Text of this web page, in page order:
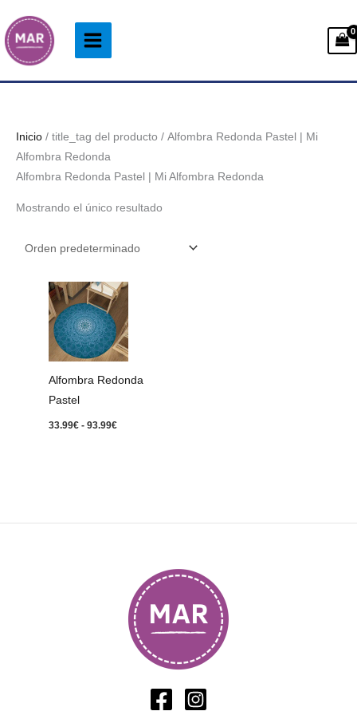
al
contenido
Inicio / title_tag del producto / Alfombra Redonda Pastel | Mi
Alfombra Redonda
Alfombra Redonda Pastel | Mi Alfombra Redonda
Mostrando el único resultado
Alfombra Redonda
Pastel
33.99€ - 93.99€
Rango
de
desde
33.99€
hasta
93.99€